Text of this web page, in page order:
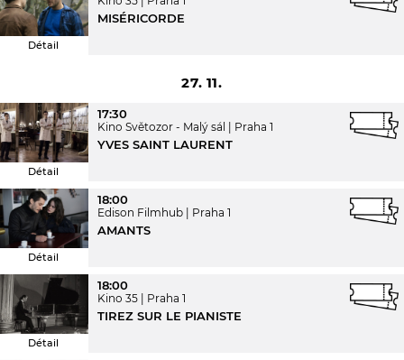
Détail
MISÉRICORDE
27. 11.
Détail
17:30
Kino Světozor - Malý sál Praha 1
YVES SAINT LAURENT
Détail
18:00
Edison Filmhub Praha 1
AMANTS
Détail
18:00
Kino 35 Praha 1
TIREZ SUR LE PIANISTE